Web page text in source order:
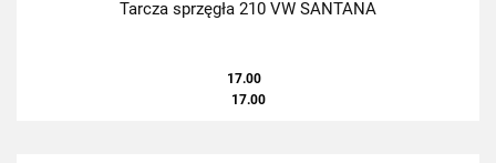
Tarcza sprzęgła 210 VW SANTANA
17.00
17.00